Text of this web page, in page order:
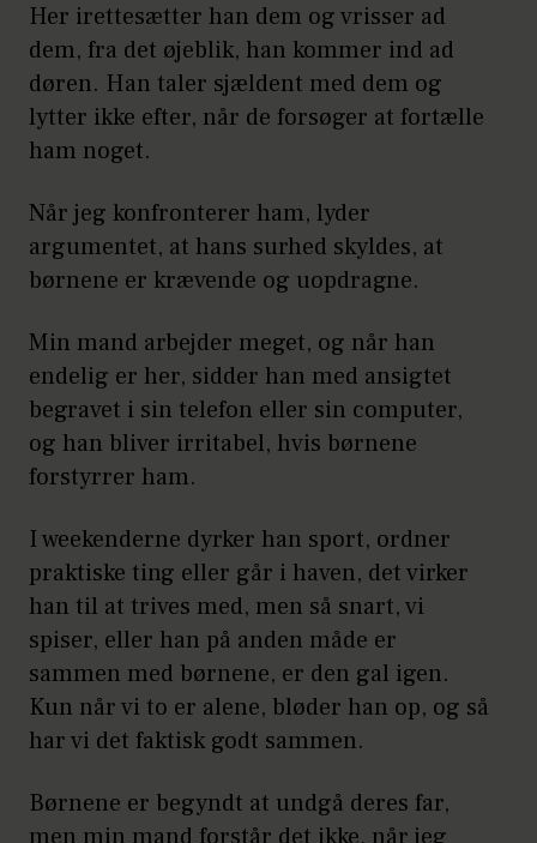
Her irettesætter han dem og vrisser ad
dem, fra det øjeblik, han kommer ind ad
døren. Han taler sjældent med dem og
lytter ikke efter, når de forsøger at fortælle
ham noget.
Når jeg konfronterer ham, lyder
argumentet, at hans surhed skyldes, at
børnene er krævende og uopdragne.
Min mand arbejder meget, og når han
endelig er her, sidder han med ansigtet
begravet i sin telefon eller sin computer,
og han bliver irritabel, hvis børnene
forstyrrer ham.
I weekenderne dyrker han sport, ordner
praktiske ting eller går i haven, det virker
han til at trives med, men så snart, vi
spiser, eller han på anden måde er
sammen med børnene, er den gal igen.
Kun når vi to er alene, bløder han op, og så
har vi det faktisk godt sammen.
Børnene er begyndt at undgå deres far,